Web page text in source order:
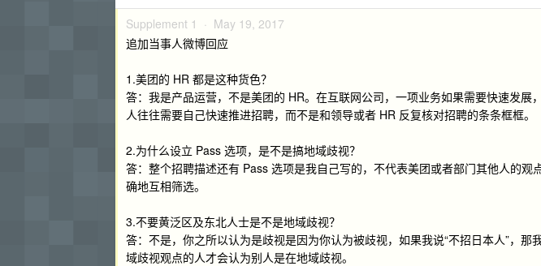
Supplement 1 · May 19, 2017
追加当事人微博回应
1.美团的 HR 都是这种货色？
答：我是产品运营，不是美团的 HR。在互联网公司，一项业务如果需要快速发展
人往往需要自己快速推进招聘，而不是和领导或者 HR 反复核对招聘的条条框框。
2.为什么设立 Pass 选项，是不是搞地域歧视？
答：整个招聘描述还有 Pass 选项是我自己写的，不代表美团或者部门其他人的观
确地互相筛选。
3.不要黄泛区及东北人士是不是地域歧视？
答：不是，你之所以认为是歧视是因为你认为被歧视，如果我说“不招日本人”，那
域歧视观点的人才会认为别人是在地域歧视。